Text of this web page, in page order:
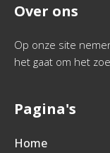
Over ons
Op onze site
het gaat om het
Pagina's
Home